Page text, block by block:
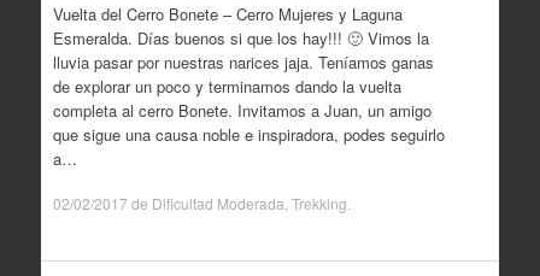
Vuelta del Cerro Bonete – Cerro Mujeres y Laguna
Esmeralda. Días buenos si que los hay!!! 🙂 Vimos la
lluvia pasar por nuestras narices jaja. Teníamos ganas
de explorar un poco y terminamos dando la vuelta
completa al cerro Bonete. Invitamos a Juan, un amigo
que sigue una causa noble e inspiradora, podes seguirlo
a…
02/02/2017 de Dificultad Moderada Trekking